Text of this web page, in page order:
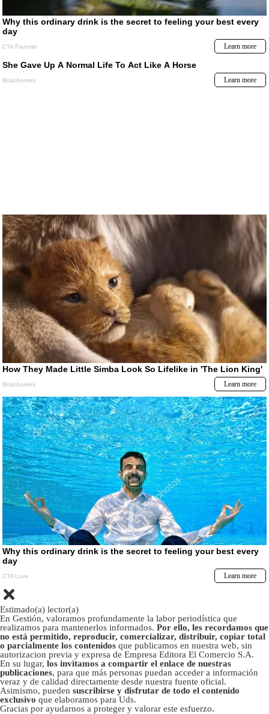
Estimado(a) lector(a)
En Gestión, valoramos profundamente la labor periodística que
realizamos para mantenerlos informados. Por ello, les recordamos que
no está permitido, reproducir, comercializar, distribuir, copiar total
o parcialmente los contenidos que publicamos en nuestra web, sin
autorizacion previa y expresa de Empresa Editora El Comercio S.A.
En su lugar, los invitamos a compartir el enlace de nuestras
publicaciones, para que más personas puedan acceder a información
veraz y de calidad directamente desde nuestra fuente oficial.
Asimismo, pueden suscribirse y disfrutar de todo el contenido
exclusivo que elaboramos para Uds.
Gracias por ayudarnos a proteger y valorar este esfuerzo.